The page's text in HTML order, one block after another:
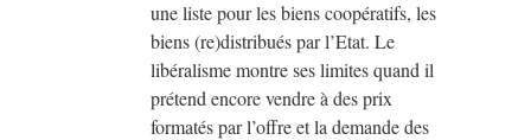
une liste pour les biens coopératifs, les
biens (re)distribués par l’Etat. Le
libéralisme montre ses limites quand il
prétend encore vendre à des prix
formatés par l’offre et la demande des